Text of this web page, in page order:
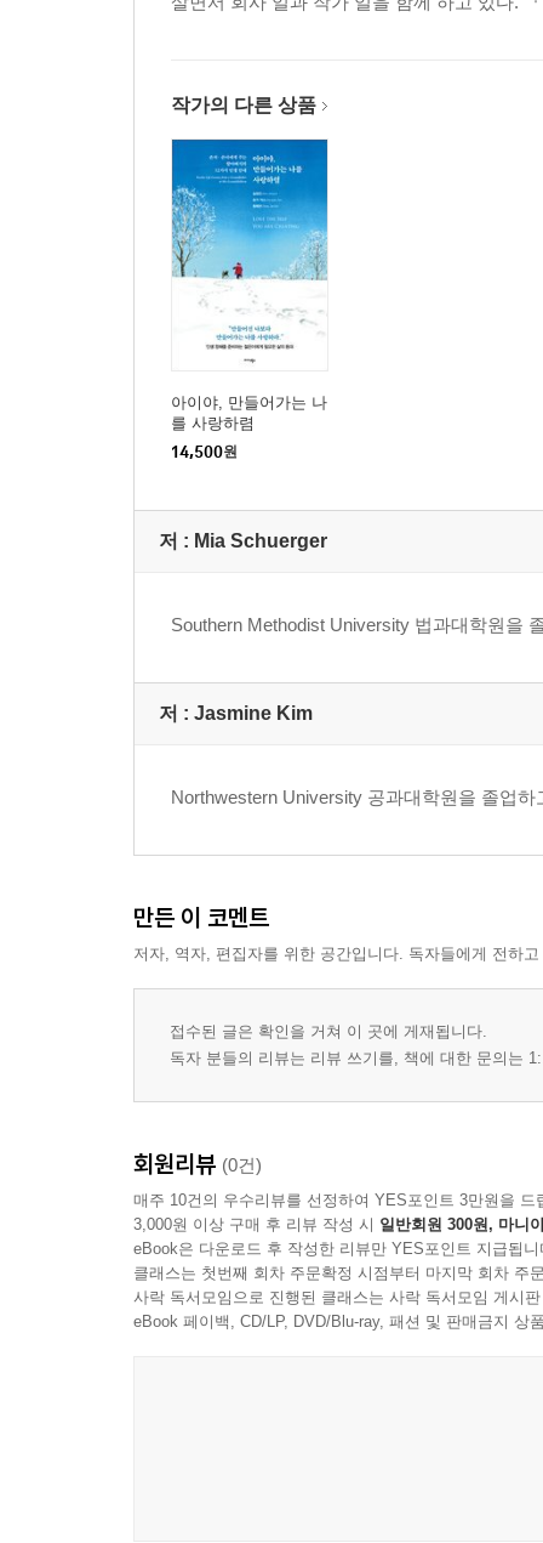
달팽이와 철학책 The snails and a philosophy book
동이 틀 무렵 At dawn
무심, 무념, 무상 Mindlessness, Thoughtlessness,
오래된 가방 An old bag
해어진 속옷 Worn-out underwear
4부 다시 시작
다시 시작 Restart
내 이야기, 남 이야기 My story, Their story
동네 반상회 Neighborhood Meeting
베토벤
Beethoven
Nietzsche 56
조 (예비역)대령께 To Colonel Cho (Retired)
5부 대화
도덕의 과거, 현재 그리고 미래 Morality. Its past,
새로움과 낡음의 공존 Coexistence of New and
육체(현실)의 소중함 The importance of the body
신념 Belief
윤회 Rebirth by Karma
출가 2 Leaving home 2
작가의 다른 상품
아이야, 만들어가는 나
를 사랑하렴
14,500원
저 : Mia Schuerger
Southern Methodist University 법과대학원을
저 : Jasmine Kim
Northwestern University 공과대학원을 졸업
만든 이 코멘트
저자, 역자, 편집자를 위한 공간입니다. 독자들에게 전하
접수된 글은 확인을 거쳐 이 곳에 게재됩니다.
독자 분들의 리뷰는 리뷰 쓰기를, 책에 대한 문의는
회원리뷰 (0건)
매주 10건의 우수리뷰를 선정하여 YES포인트 3만원을 드
3,000원 이상 구매 후 리뷰 작성 시 일반회원 300원, 마니
eBook은 다운로드 후 작성한 리뷰만 YES포인트 지급됩니
클래스는 첫번째 회차 주문확정 시점부터 마지막 회차 주
사락 독서모임으로 진행된 클래스는 사락 독서모임 게시
eBook 페이백, CD/LP, DVD/Blu-ray, 패션 및 판매금지 상